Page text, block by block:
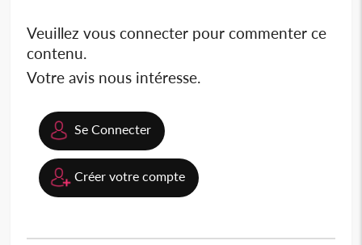
Veuillez vous connecter pour commenter ce
contenu.
Votre avis nous intéresse.
Se Connecter
Créer votre compte